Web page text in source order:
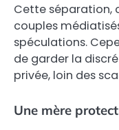
Cette séparation,
couples
spéculations.
de garder la
privée, loin des
Une mère